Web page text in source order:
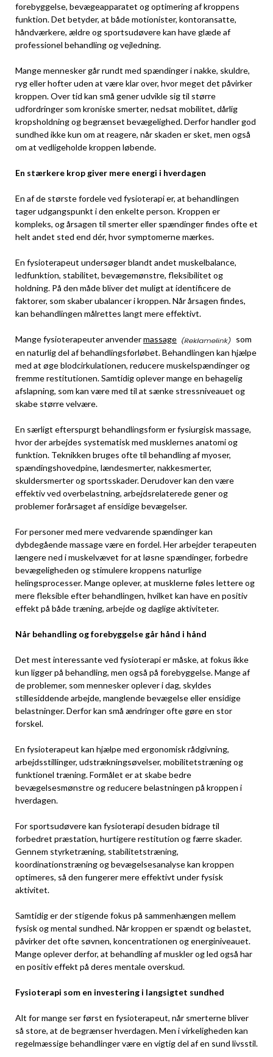
forebyggelse, bevægeapparatet og optimering af kroppens
funktion. Det betyder, at både motionister, kontoransatte,
håndværkere, ældre og sportsudøvere kan have glæde af
professionel behandling og vejledning.
Mange mennesker går rundt med spændinger i nakke, skuldre,
ryg eller hofter uden at være klar over, hvor meget det påvirker
kroppen. Over tid kan små gener udvikle sig til større
udfordringer som kroniske smerter, nedsat mobilitet, dårlig
kropsholdning og begrænset bevægelighed. Derfor handler god
sundhed ikke kun om at reagere, når skaden er sket, men også
om at vedligeholde kroppen løbende.
En stærkere krop giver mere energi i hverdagen
En af de største fordele ved fysioterapi er, at behandlingen
tager udgangspunkt i den enkelte person. Kroppen er
kompleks, og årsagen til smerter eller spændinger findes ofte et
helt andet sted end dér, hvor symptomerne mærkes.
En fysioterapeut undersøger blandt andet muskelbalance,
ledfunktion, stabilitet, bevægemønstre, fleksibilitet og
holdning. På den måde bliver det muligt at identificere de
faktorer, som skaber ubalancer i kroppen. Når årsagen findes,
kan behandlingen målrettes langt mere effektivt.
Mange fysioterapeuter anvendermassage
som
en naturlig del af behandlingsforløbet. Behandlingen kan hjælpe
med at øge blodcirkulationen, reducere muskelspændinger og
fremme restitutionen. Samtidig oplever mange en behagelig
afslapning, som kan være med til at sænke stressniveauet og
skabe større velvære.
En særligt efterspurgt behandlingsform er fysiurgisk massage,
hvor der arbejdes systematisk med musklernes anatomi og
funktion. Teknikken bruges ofte til behandling af myoser,
spændingshovedpine, lændesmerter, nakkesmerter,
skuldersmerter og sportsskader. Derudover kan den være
effektiv ved overbelastning, arbejdsrelaterede gener og
problemer forårsaget af ensidige bevægelser.
For personer med mere vedvarende spændinger kan
dybdegående massage være en fordel. Her arbejder terapeuten
længere ned i muskelvævet for at løsne spændinger, forbedre
bevægeligheden og stimulere kroppens naturlige
helingsprocesser. Mange oplever, at musklerne føles lettere og
mere fleksible efter behandlingen, hvilket kan have en positiv
effekt på både træning, arbejde og daglige aktiviteter.
Når behandling og forebyggelse går hånd i hånd
Det mest interessante ved fysioterapi er måske, at fokus ikke
kun ligger på behandling, men også på forebyggelse. Mange af
de problemer, som mennesker oplever i dag, skyldes
stillesiddende arbejde, manglende bevægelse eller ensidige
belastninger. Derfor kan små ændringer ofte gøre en stor
forskel.
En fysioterapeut kan hjælpe med ergonomisk rådgivning,
arbejdsstillinger, udstrækningsøvelser, mobilitetstræning og
funktionel træning. Formålet er at skabe bedre
bevægelsesmønstre og reducere belastningen på kroppen i
hverdagen.
For sportsudøvere kan fysioterapi desuden bidrage til
forbedret præstation, hurtigere restitution og færre skader.
Gennem styrketræning, stabilitetstræning,
koordinationstræning og bevægelsesanalyse kan kroppen
optimeres, så den fungerer mere effektivt under fysisk
aktivitet.
Samtidig er der stigende fokus på sammenhængen mellem
fysisk og mental sundhed. Når kroppen er spændt og belastet,
påvirker det ofte søvnen, koncentrationen og energiniveauet.
Mange oplever derfor, at behandling af muskler og led også har
en positiv effekt på deres mentale overskud.
Fysioterapi som en investering i langsigtet sundhed
Alt for mange ser først en fysioterapeut, når smerterne bliver
så store, at de begrænser hverdagen. Men i virkeligheden kan
regelmæssige behandlinger være en vigtig del af en sund livsstil.